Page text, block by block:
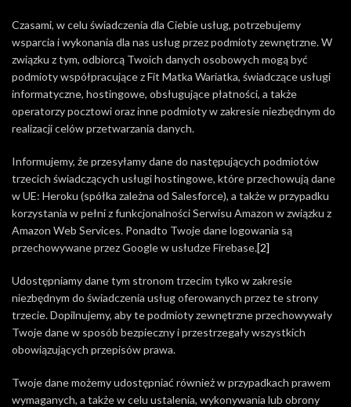
Czasami, w celu świadczenia dla Ciebie usług, potrzebujemy
wsparcia i wykonania dla nas usług przez podmioty zewnętrzne. W
związku z tym, odbiorcą Twoich danych osobowych mogą być
podmioty współpracujące z Fit Matka Wariatka, świadczące usługi
informatyczne, hostingowe, obsługujące płatności, a także
operatorzy pocztowi oraz inne podmioty w zakresie niezbędnym do
realizacji celów przetwarzania danych.
Informujemy, że przesyłamy dane do następujących podmiotów
trzecich świadczących usługi hostingowe, które przechowują dane
w UE: Heroku (spółka zależna od Salesforce), a także w przypadku
korzystania w pełni z funkcjonalności Serwisu Amazon w związku z
Amazon Web Services. Ponadto Twoje dane logowania są
przechowywane przez Google w usłudze Firebase.[2]
Udostępniamy dane tym stronom trzecim tylko w zakresie
niezbędnym do świadczenia usług oferowanych przez te strony
trzecie. Dopilnujemy, aby te podmioty zewnętrzne przechowywały
Twoje dane w sposób bezpieczny i przestrzegały wszystkich
obowiązujących przepisów prawa.
Twoje dane możemy udostępniać również w przypadkach prawem
wymaganych, a także w celu ustalenia, wykonywania lub obrony